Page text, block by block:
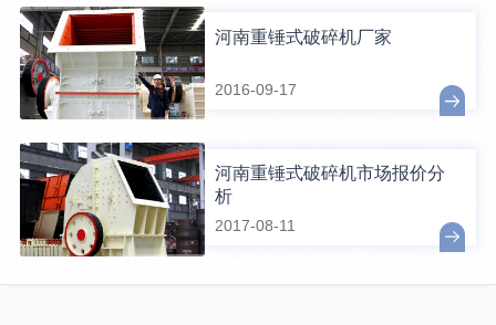
河南重锤式破碎机厂家
2016-09-17
河南重锤式破碎机市场报价分
析
2017-08-11